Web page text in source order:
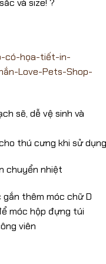
và size! ?
có-họa-tiết-in-
Love-Pets-Shop-
sẽ, dễ vệ sinh và
thú cưng khi sử
chuyển nhiệt
gắn thêm móc chữ D
móc hộp đựng túi
viên